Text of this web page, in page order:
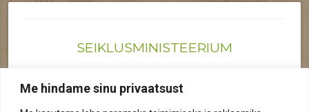
Me hindame sinu privaatsust
SEIKLUSMINISTEERIUM
Reg nr: 12041719